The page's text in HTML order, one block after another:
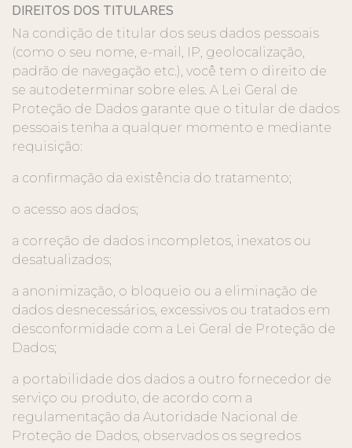
DIREITOS DOS TITULARES
Na condição de titular dos seus dados pessoais
(como o seu nome, e-mail, IP, geolocalização,
padrão de navegação etc.), você tem o direito de
se autodeterminar sobre eles. A Lei Geral de
Proteção de Dados garante que o titular de dados
pessoais tenha a qualquer momento e mediante
requisição:
a confirmação da existência do tratamento;
o acesso aos dados;
a correção de dados incompletos, inexatos ou
desatualizados;
a anonimização, o bloqueio ou a eliminação de
dados desnecessários, excessivos ou tratados em
desconformidade com a Lei Geral de Proteção de
Dados;
a portabilidade dos dados a outro fornecedor de
serviço ou produto, de acordo com a
regulamentação da Autoridade Nacional de
Proteção de Dados, observados os segredos